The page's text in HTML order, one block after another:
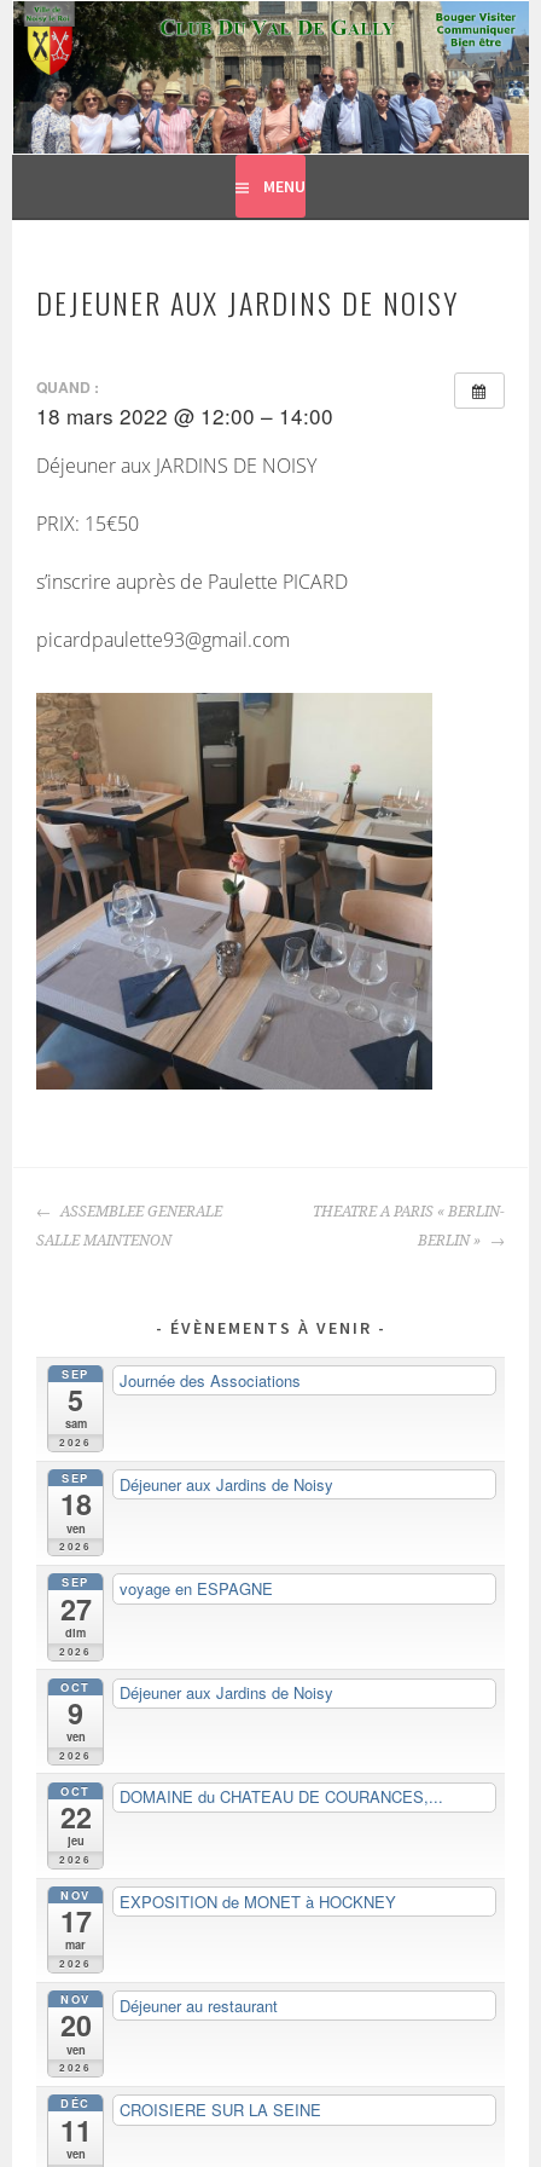
Aller
contenu
principal
CLUB DU VAL DE GALLY
BOUGER, VISITER, COMMUNIQUER = BIEN ÊTRE
MENU
DEJEUNER AUX JARDINS DE NOISY
QUAND :
18 mars 2022 @ 12:00 – 14:00
Déjeuner aux JARDINS DE NOISY
PRIX: 15€50
s’inscrire auprès de Paulette PICARD
picardpaulette93@gmail.com
NAVIGATION
DES
ASSEMBLEE GENERALE
SALLE MAINTENON
THEATRE A PARIS « BERLIN-
BERLIN »
ÉVÈNEMENTS À VENIR
SEP
5
sam
2026
Journée des Associations
SEP
18
ven
2026
Déjeuner aux Jardins de Noisy
SEP
27
dim
2026
voyage en ESPAGNE
OCT
9
ven
2026
Déjeuner aux Jardins de Noisy
OCT
22
jeu
2026
DOMAINE du CHATEAU DE COURANCES,...
NOV
17
mar
2026
EXPOSITION de MONET à HOCKNEY
NOV
20
ven
2026
Déjeuner au restaurant
DÉC
11
ven
CROISIERE SUR LA SEINE